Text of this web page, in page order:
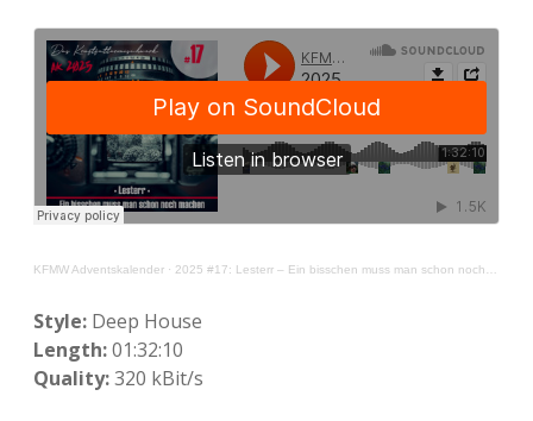
KFMW Adventskalender · 2025 #17: Lesterr – Ein bisschen muss man schon noch machen
Style: Deep House
Length:01:32:10
Quality:320 kBit/s